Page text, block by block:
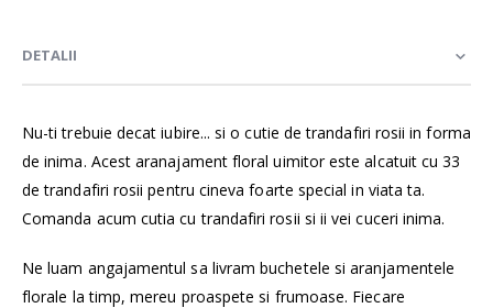
DETALII
Nu-ti trebuie decat iubire... si o cutie de trandafiri rosii in forma
de inima. Acest aranajament floral uimitor este alcatuit cu 33
de trandafiri rosii pentru cineva foarte special in viata ta.
Comanda acum cutia cu trandafiri rosii si ii vei cuceri inima.
Ne luam angajamentul sa livram buchetele si aranjamentele
florale la timp, mereu proaspete si frumoase. Fiecare